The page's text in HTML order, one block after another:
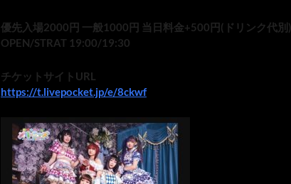
優先入場2000円 一般1000円 当日料金+500円(ドリンク代別)
OPEN/STRAT 19:00/19:30
チケットサイトURL
https://t.livepocket.jp/e/8ckwf